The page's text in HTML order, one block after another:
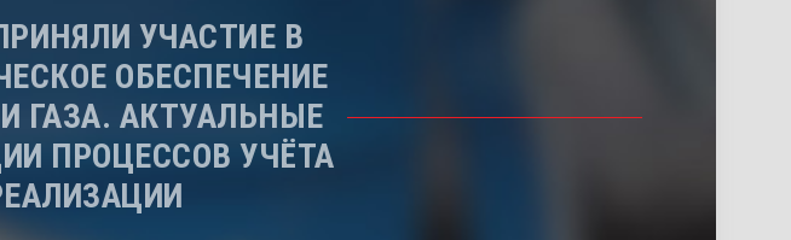
УЧАСТИЕ В
ОБЕСПЕЧЕНИЕ
ГАЗА. АКТУАЛЬНЫЕ
ПРОЦЕССОВ УЧЁТА